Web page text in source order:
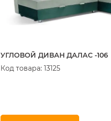
УГЛОВОЙ ДИВАН ДАЛАС -106
Код товара: 13125